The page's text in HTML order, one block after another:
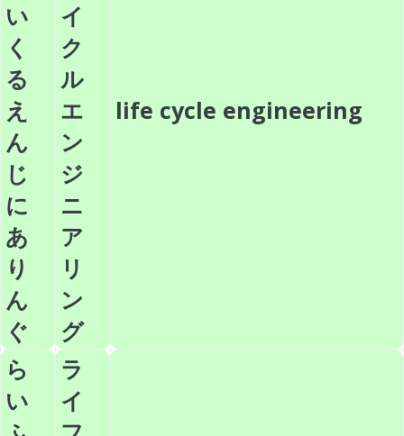
い
く
る
え
ん
じ
に
あ
り
ん
ぐ
イ
ク
ル
エ
ン
ジ
ニ
ア
リ
ン
グ
life cycle engineering
ら
い
ラ
イ